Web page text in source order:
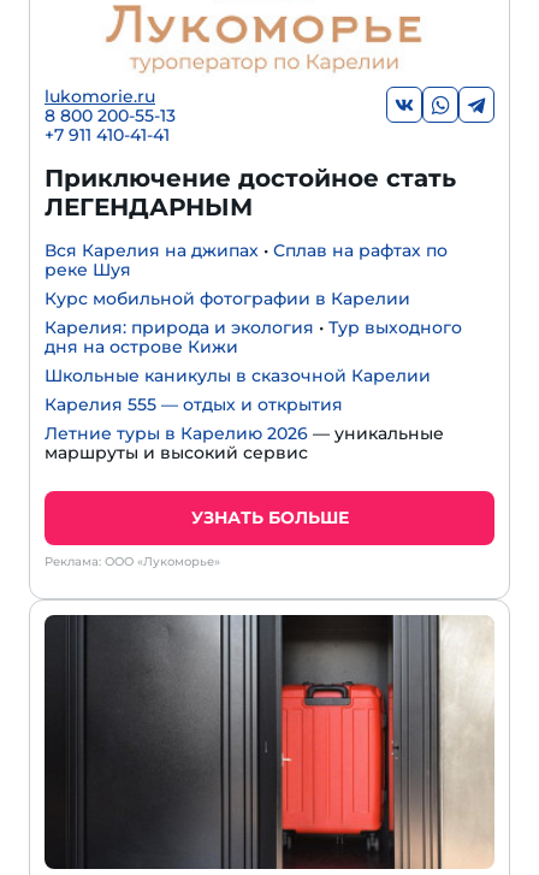
lukomorie.ru
8 800 200-55-13
+7 911 410-41-41
Приключение достойное стать
ЛЕГЕНДАРНЫМ
Вся Карелия на джипах • Сплав на рафтах по
реке Шуя
Курс мобильной фотографии в Карелии
Карелия: природа и экология • Тур выходного
дня на острове Кижи
Школьные каникулы в сказочной Карелии
Карелия 555 — отдых и открытия
Летние туры в Карелию 2026 — уникальные
маршруты и высокий сервис
УЗНАТЬ БОЛЬШЕ
Реклама: ООО «Лукоморье»